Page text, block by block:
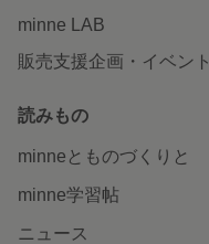
minne LAB
販売支援企画・イベント
読みもの
minneとものづくりと
minne学習帖
ニュース